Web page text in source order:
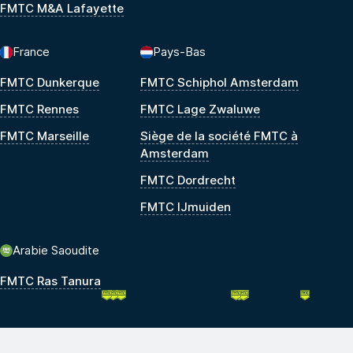
FMTC M&A Lafayette
France
FMTC Dunkerque
FMTC Rennes
FMTC Marseille
Pays-Bas
FMTC Schiphol Amsterdam
FMTC Lage Zwaluwe
Siège de la société FMTC à
Amsterdam
FMTC Dordrecht
FMTC IJmuiden
Arabie Saoudite
FMTC Ras Tanura